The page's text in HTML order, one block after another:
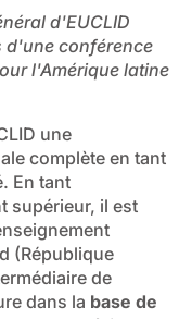
d'EUCLID
d'une conférence
l'Amérique latine
une
complète en tant
En tant
supérieur, il est
(République
de
dans la base de